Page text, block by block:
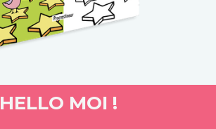
HELLO MOI !